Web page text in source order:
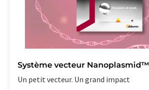
Système vecteur Nanoplasmid™
Un petit vecteur. Un grand impact